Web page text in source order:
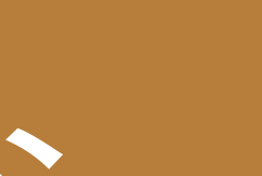
こいの村ヘリテイジ美の山で
ーに朝打ちうどん・そば、手
から作った手作りとうふをご